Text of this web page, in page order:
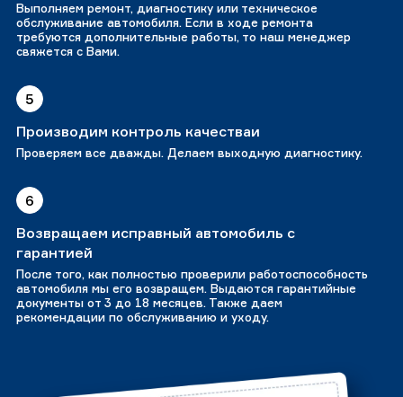
Выполняем ремонт, диагностику или техническое
обслуживание автомобиля. Если в ходе ремонта
требуются дополнительные работы, то наш менеджер
свяжется с Вами.
5
Производим контроль качестваи
Проверяем все дважды. Делаем выходную диагностику.
6
Возвращаем исправный автомобиль с
гарантией
После того, как полностью проверили работоспособность
автомобиля мы его возвращем. Выдаются гарантийные
документы от 3 до 18 месяцев. Также даем
рекомендации по обслуживанию и уходу.